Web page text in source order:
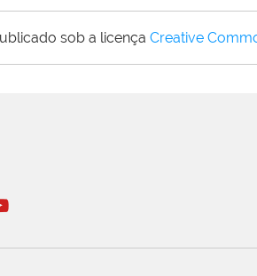
sob a licença Creative